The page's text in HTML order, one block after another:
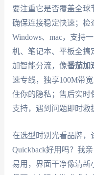
要注重它是否覆盖全球
确保连接稳定快速；检
Windows、mac，支持
机、笔记本、平板全搞
加智能分流，像番茄加
速专线，独享100M带
住你的隐私；售后实时
支持，遇到问题即时救
在选型时别光看品牌，
Quickback好用吗？我
易用，界面干净像清新